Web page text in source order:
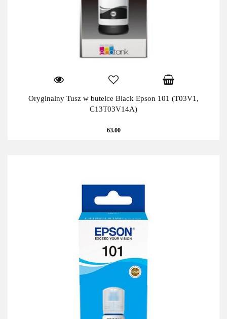
Oryginalny Tusz w butelce Black Epson 101 (T03V1,
C13T03V14A)
63.00